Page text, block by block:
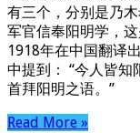
有三个，分别是乃
军官信奉阳明学，
1918年在中国翻译
中提到： “今人皆
首拜阳明之语。”
Read More »